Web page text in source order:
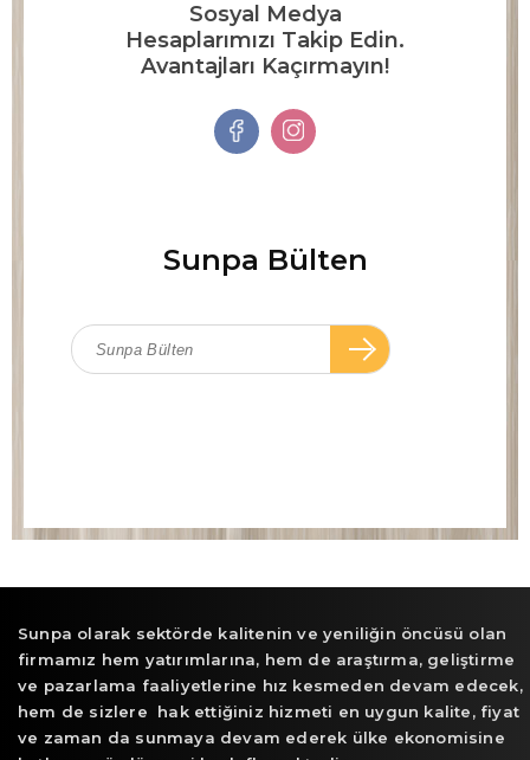
Sosyal Medya
Hesaplarımızı Takip Edin.
Avantajları Kaçırmayın!
Sunpa Bülten
Sunpa olarak sektörde kalitenin ve yeniliğin öncüsü olan
firmamız hem yatırımlarına, hem de araştırma, geliştirme
ve pazarlama faaliyetlerine hız kesmeden devam edecek,
hem de sizlere hak ettiğiniz hizmeti en uygun kalite, fiyat
ve zaman da sunmaya devam ederek ülke ekonomisine